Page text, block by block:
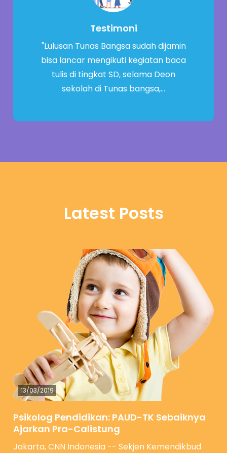
Testimoni
"Lulusan Tunas Bangsa sudah dijamin
bisa lancar mengikuti kegiatan baca
tulis di tingkat SD, selama Deon
sekolah di Tunas bangsa,…
Latest Posts
13/03/2019
Psikolog Pendidikan: PAUD-TK Sebaiknya
Ajarkan Pra-Calistung
Jakarta, CNN Indonesia -- Sekjen Kemendikbud